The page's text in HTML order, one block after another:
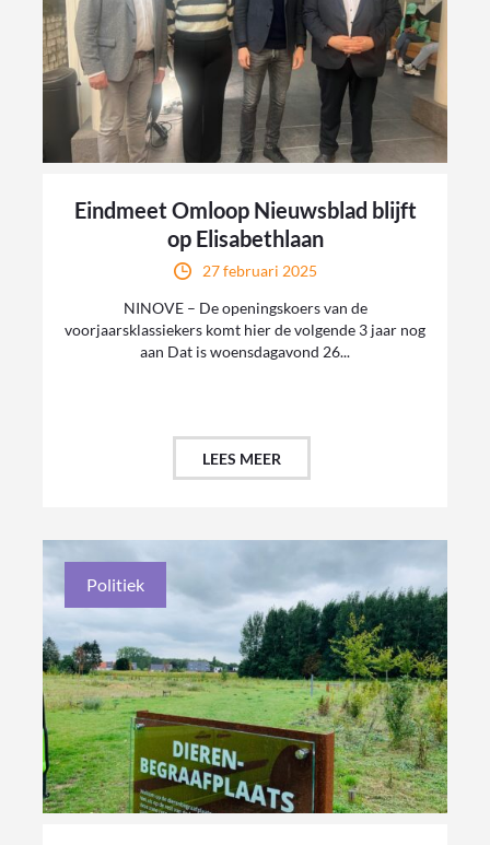
Eindmeet Omloop Nieuwsblad blijft
op Elisabethlaan
27 februari 2025
NINOVE – De openingskoers van de
voorjaarsklassiekers komt hier de volgende 3 jaar nog
aan Dat is woensdagavond 26...
LEES MEER
Politiek